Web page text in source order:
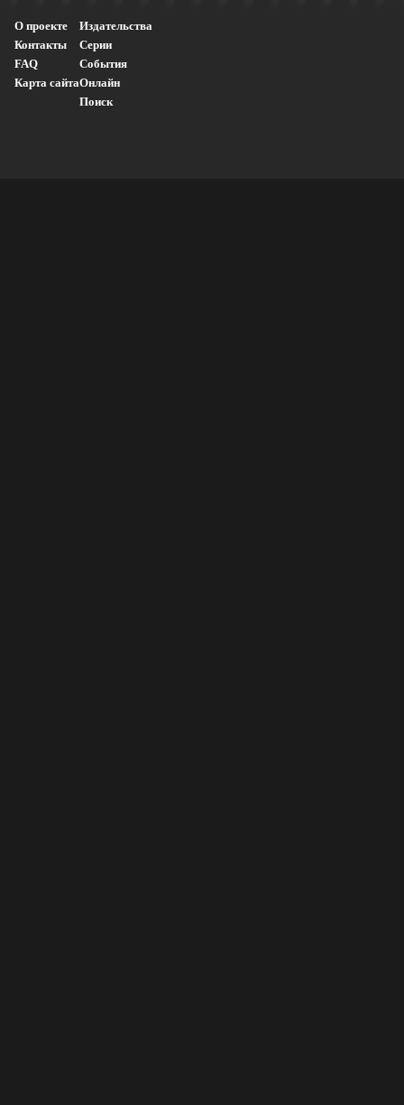
О проекте
Контакты
FAQ
Карта сайта
Издательства
Серии
События
Онлайн
Поиск